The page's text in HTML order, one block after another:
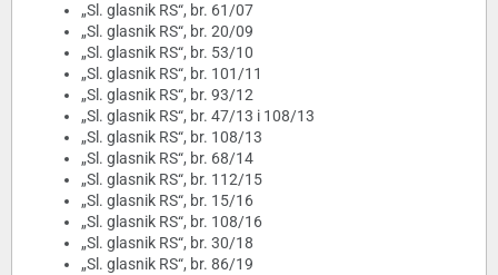
„Sl. glasnik RS“, br. 61/07
„Sl. glasnik RS“, br. 20/09
„Sl. glasnik RS“, br. 53/10
„Sl. glasnik RS“, br. 101/11
„Sl. glasnik RS“, br. 93/12
„Sl. glasnik RS“, br. 47/13 i 108/13
„Sl. glasnik RS“, br. 108/13
„Sl. glasnik RS“, br. 68/14
„Sl. glasnik RS“, br. 112/15
„Sl. glasnik RS“, br. 15/16
„Sl. glasnik RS“, br. 108/16
„Sl. glasnik RS“, br. 30/18
„Sl. glasnik RS“, br. 86/19